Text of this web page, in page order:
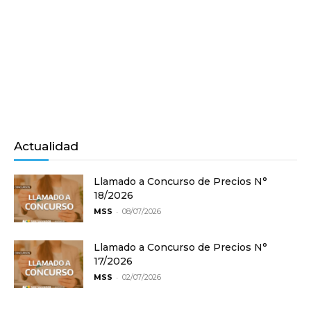
Actualidad
Llamado a Concurso de Precios N°
18/2026
MSS - 08/07/2026
Llamado a Concurso de Precios N°
17/2026
MSS - 02/07/2026